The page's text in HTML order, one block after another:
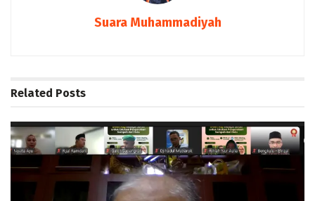
Suara Muhammadiyah
Related Posts